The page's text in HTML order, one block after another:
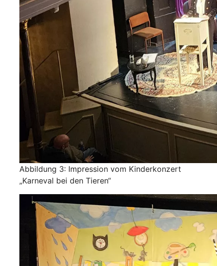
Abbildung 3: Impression vom Kinderkonzert
„Karneval bei den Tieren“